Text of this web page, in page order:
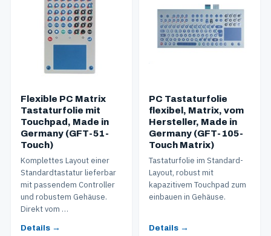
Flexible PC Matrix
Tastaturfolie mit
Touchpad, Made in
Germany (GFT-51-
Touch)
Komplettes Layout einer
Standardtastatur lieferbar
mit passendem Controller
und robustem Gehäuse.
Direkt vom …
Details →
PC Tastaturfolie
flexibel, Matrix, vom
Hersteller, Made in
Germany (GFT-105-
Touch Matrix)
Tastaturfolie im Standard-
Layout, robust mit
kapazitivem Touchpad zum
einbauen in Gehäuse.
Details →